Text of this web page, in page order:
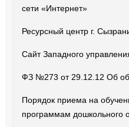
сети «Интернет»
Ресурсный центр г.
Сайт Западного
ФЗ №273 от 29.12.12 Об
Порядок приема на
программам дошкольного